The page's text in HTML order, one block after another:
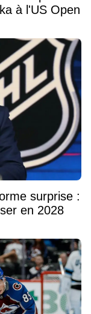
à l'US Open
surprise :
en 2028